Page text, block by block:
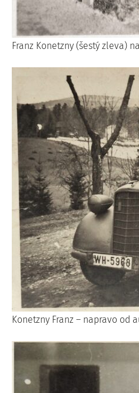
Franz Konetzny (šestý zleva)
Konetzny Franz – napravo od